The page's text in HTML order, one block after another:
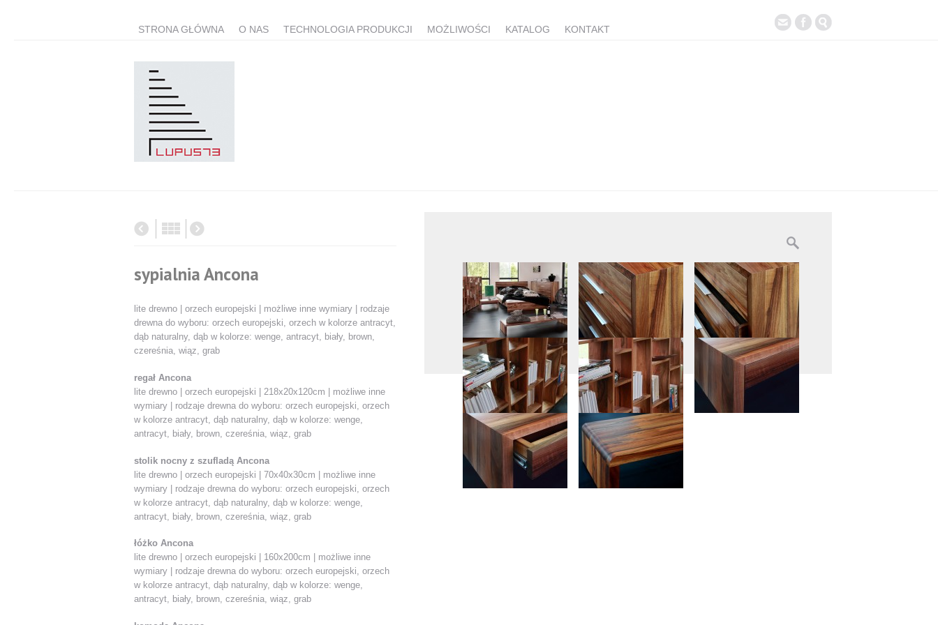
STRONA GŁÓWNA O NAS TECHNOLOGIA PRODUKCJI MOŻLIWOŚCI KATALOG KONTAKT
sypialnia Ancona
lite drewno | orzech europejski | możliwe inne wymiary | rodzaje
drewna do wyboru: orzech europejski, orzech w kolorze antracyt,
dąb naturalny, dąb w kolorze: wenge, antracyt, biały, brown,
czereśnia, wiąz, grab
regał Ancona
lite drewno | orzech europejski | 218x20x120cm | możliwe inne
wymiary | rodzaje drewna do wyboru: orzech europejski, orzech
w kolorze antracyt, dąb naturalny, dąb w kolorze: wenge,
antracyt, biały, brown, czereśnia, wiąz, grab
stolik nocny z szufladą Ancona
lite drewno | orzech europejski | 70x40x30cm | możliwe inne
wymiary | rodzaje drewna do wyboru: orzech europejski, orzech
w kolorze antracyt, dąb naturalny, dąb w kolorze: wenge,
antracyt, biały, brown, czereśnia, wiąz, grab
łóżko Ancona
lite drewno | orzech europejski | 160x200cm | możliwe inne
wymiary | rodzaje drewna do wyboru: orzech europejski, orzech
w kolorze antracyt, dąb naturalny, dąb w kolorze: wenge,
antracyt, biały, brown, czereśnia, wiąz, grab